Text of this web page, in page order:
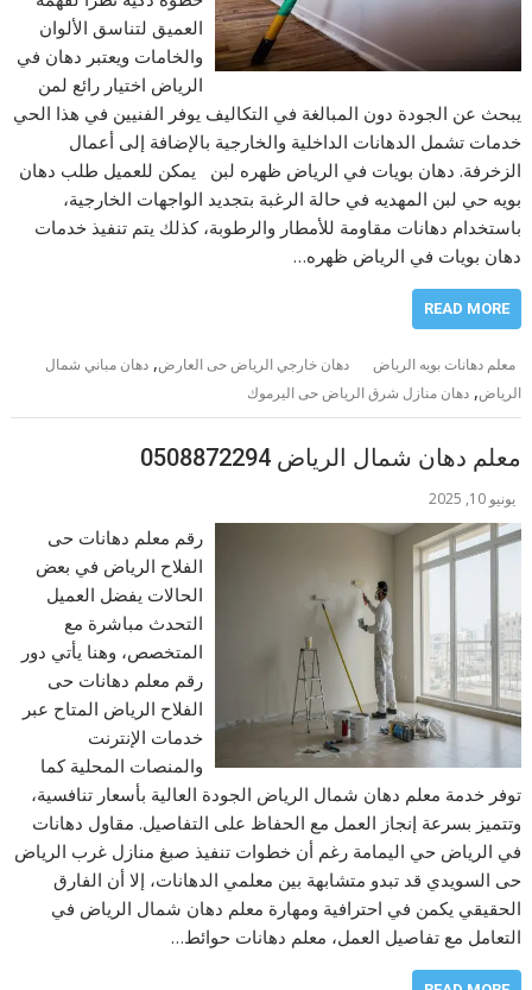
العميق لتناسق الألوان
والخامات ويعتبر دهان في
الرياض اختيار رائع لمن
يبحث عن الجودة دون المبالغة في التكاليف يوفر الفنيين في هذا الحي
خدمات تشمل الدهانات الداخلية والخارجية بالإضافة إلى أعمال
الزخرفة. دهان بويات في الرياض ظهره لبن يمكن للعميل طلب دهان
بويه حي لبن المهديه في حالة الرغبة بتجديد الواجهات الخارجية،
باستخدام دهانات مقاومة للأمطار والرطوبة، كذلك يتم تنفيذ خدمات
دهان بويات في الرياض ظهره…
READ MORE
معلم دهانات بويه الرياض دهان خارجي الرياض حى العارض,دهان مباني شمال
الرياض,دهان منازل شرق الرياض حى اليرموك
معلم دهان شمال الرياض 0508872294
يونيو 10, 2025
رقم معلم دهانات حى
الفلاح الرياض في بعض
الحالات يفضل العميل
التحدث مباشرة مع
المتخصص، وهنا يأتي دور
رقم معلم دهانات حى
الفلاح الرياض المتاح عبر
خدمات الإنترنت
والمنصات المحلية كما
توفر خدمة معلم دهان شمال الرياض الجودة العالية بأسعار تنافسية،
وتتميز بسرعة إنجاز العمل مع الحفاظ على التفاصيل. مقاول دهانات
في الرياض حي اليمامة رغم أن خطوات تنفيذ صبغ منازل غرب الرياض
حى السويدي قد تبدو متشابهة بين معلمي الدهانات، إلا أن الفارق
الحقيقي يكمن في احترافية ومهارة معلم دهان شمال الرياض في
التعامل مع تفاصيل العمل، معلم دهانات حوائط…